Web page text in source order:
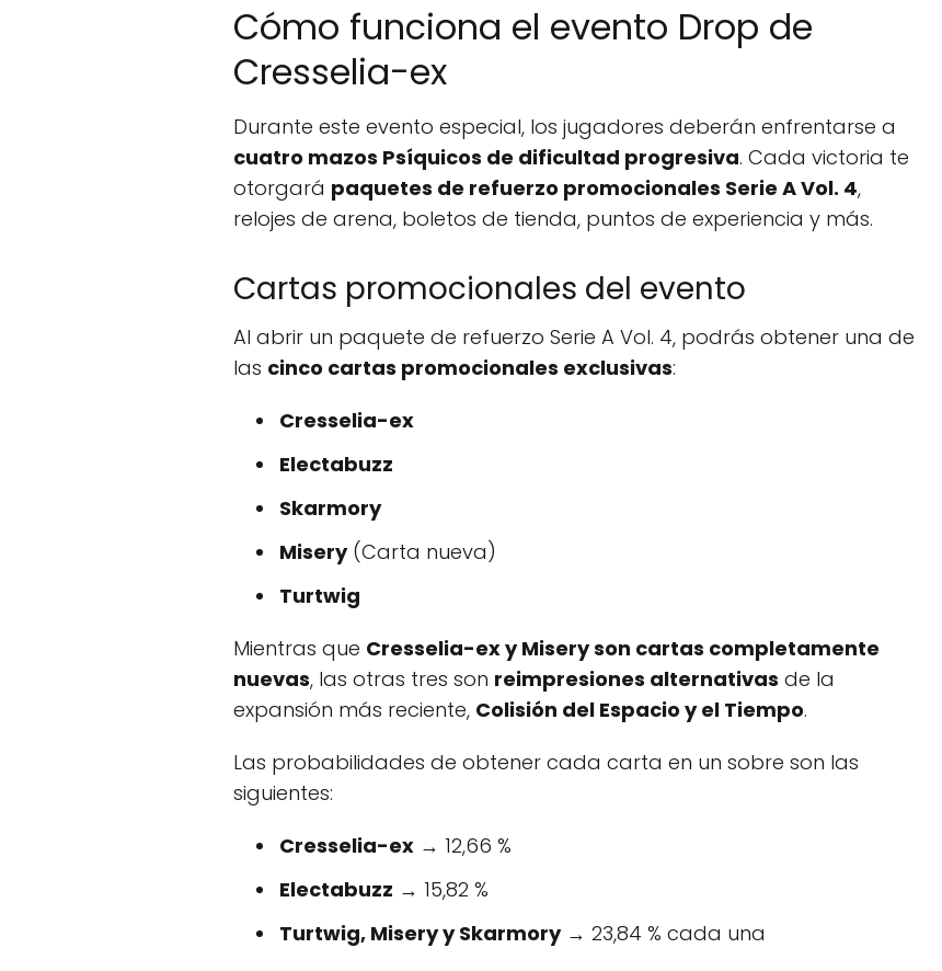
Cómo funciona el evento Drop de
Cresselia-ex
Durante este evento especial, los jugadores deberán enfrentarse a
cuatro mazos Psíquicos de dificultad progresiva. Cada victoria te
otorgará paquetes de refuerzo promocionales Serie A Vol. 4,
relojes de arena, boletos de tienda, puntos de experiencia y más.
Cartas promocionales del evento
Al abrir un paquete de refuerzo Serie A Vol. 4, podrás obtener una de
las cinco cartas promocionales exclusivas:
Cresselia-ex
Electabuzz
Skarmory
Misery(Carta nueva)
Turtwig
Mientras que Cresselia-ex y Misery son cartas completamente
nuevas, las otras tres son reimpresiones alternativas de la
expansión más reciente, Colisión del Espacio y el Tiempo.
Las probabilidades de obtener cada carta en un sobre son las
siguientes:
Cresselia-ex → 12,66 %
Electabuzz → 15,82 %
Turtwig, Misery y Skarmory→ 23,84 % cada una